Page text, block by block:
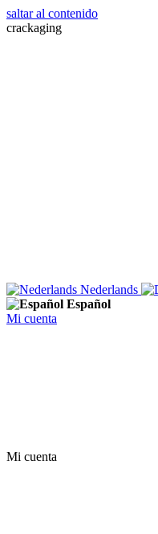
saltar al contenido
crackaging
Nederlands
Español
Mi cuenta
Mi cuenta